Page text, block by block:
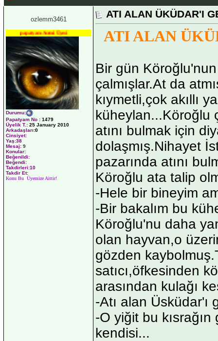
ozlemm3461
papatyam Acemi Üyesi
Durumu:
Papatyam No : 1479
Üyelik T.: 25 January 2010
Arkadaşları:0
Cinsiyet:
Yaş:38
Mesaj: 9
Konular:
Beğenildi:
Beğendi:
Takdirleri:10
Takdir Et:
Konu Bu Üyemize Aittir!
ATI ALAN ÜKÜDAR'I
ATI ALAN
Bir gün Köroğlu'nun
çalmışlar.At da
kıymetli,çok akıllı
küheylan...Köroğlu
atını bulmak için
dolaşmış.Nihayet
pazarında atını
Köroğlu ata talip
-Hele bir bineyim
-Bir bakalım bu
Köroğlu'nu daha
olan hayvan,o
gözden
satıcı,öfkesinden
arasından kulağı
-Atı alan Üsküdar'ı
-O yiğit bu
kendisi...